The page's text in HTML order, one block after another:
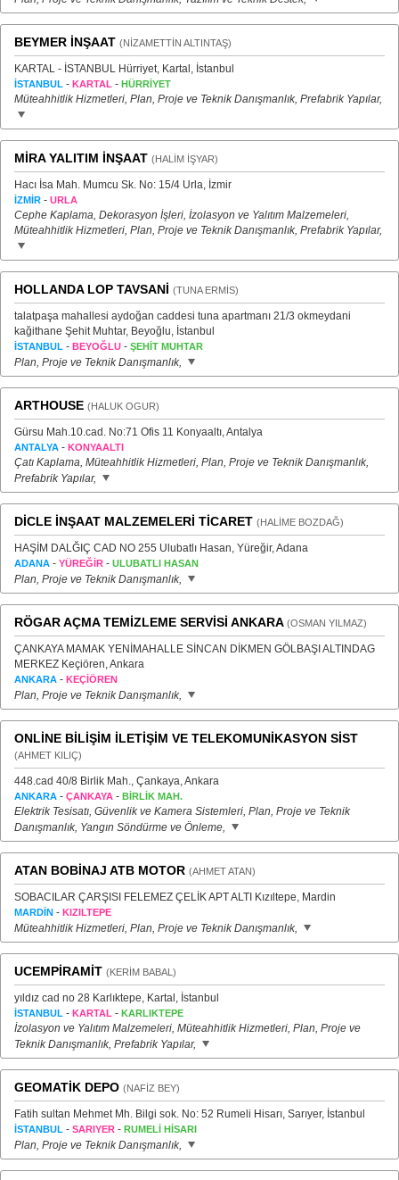
BEYMER İNŞAAT (NİZAMETTİN ALTINTAŞ)
KARTAL - İSTANBUL Hürriyet, Kartal, İstanbul
İSTANBUL - KARTAL - HÜRRİYET
Müteahhitlik Hizmetleri, Plan, Proje ve Teknik Danışmanlık, Prefabrik Yapılar,
MİRA YALITIM İNŞAAT (HALİM İŞYAR)
Hacı İsa Mah. Mumcu Sk. No: 15/4 Urla, İzmir
İZMİR - URLA
Cephe Kaplama, Dekorasyon İşleri, İzolasyon ve Yalıtım Malzemeleri,
Müteahhitlik Hizmetleri, Plan, Proje ve Teknik Danışmanlık, Prefabrik Yapılar,
HOLLANDA LOP TAVSANİ (TUNA ERMİS)
talatpaşa mahallesi aydoğan caddesi tuna apartmanı 21/3 okmeydani
kağithane Şehit Muhtar, Beyoğlu, İstanbul
İSTANBUL - BEYOĞLU - ŞEHİT MUHTAR
Plan, Proje ve Teknik Danışmanlık,
ARTHOUSE (HALUK OGUR)
Gürsu Mah.10.cad. No:71 Ofis 11 Konyaaltı, Antalya
ANTALYA - KONYAALTI
Çatı Kaplama, Müteahhitlik Hizmetleri, Plan, Proje ve Teknik Danışmanlık,
Prefabrik Yapılar,
DİCLE İNŞAAT MALZEMELERİ TİCARET (HALİME BOZDAĞ)
HAŞİM DALĞIÇ CAD NO 255 Ulubatlı Hasan, Yüreğir, Adana
ADANA - YÜREĞİR - ULUBATLI HASAN
Plan, Proje ve Teknik Danışmanlık,
RÖGAR AÇMA TEMİZLEME SERVİSİ ANKARA (OSMAN YILMAZ)
ÇANKAYA MAMAK YENİMAHALLE SİNCAN DİKMEN GÖLBAŞI ALTINDAG
MERKEZ Keçiören, Ankara
ANKARA - KEÇİÖREN
Plan, Proje ve Teknik Danışmanlık,
ONLİNE BİLİŞİM İLETİŞİM VE TELEKOMUNİKASYON SİST
(AHMET KILIÇ)
448.cad 40/8 Birlik Mah., Çankaya, Ankara
ANKARA - ÇANKAYA - BİRLİK MAH.
Elektrik Tesisatı, Güvenlik ve Kamera Sistemleri, Plan, Proje ve Teknik
Danışmanlık, Yangın Söndürme ve Önleme,
ATAN BOBİNAJ ATB MOTOR (AHMET ATAN)
SOBACILAR ÇARŞISI FELEMEZ ÇELİK APT ALTI Kızıltepe, Mardin
MARDİN - KIZILTEPE
Müteahhitlik Hizmetleri, Plan, Proje ve Teknik Danışmanlık,
UCEMPİRAMİT (KERİM BABAL)
yıldız cad no 28 Karlıktepe, Kartal, İstanbul
İSTANBUL - KARTAL - KARLIKTEPE
İzolasyon ve Yalıtım Malzemeleri, Müteahhitlik Hizmetleri, Plan, Proje ve
Teknik Danışmanlık, Prefabrik Yapılar,
GEOMATİK DEPO (NAFİZ BEY)
Fatih sultan Mehmet Mh. Bilgi sok. No: 52 Rumeli Hisarı, Sarıyer, İstanbul
İSTANBUL - SARIYER - RUMELİ HİSARI
Plan, Proje ve Teknik Danışmanlık,